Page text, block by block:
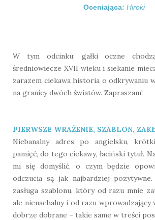
Oceniająca: Hiroki
W tym odcinku: gałki oczne
średniowiecze XVII wieku i siekanie
zarazem ciekawa historia o odkrywaniu
na granicy dwóch światów. Zapraszam!
PIERWSZE WRAŻENIE, SZABLON,
Niebanalny adres po angielsku,
pamięć, do tego ciekawy, łaciński tytuł.
mi się domyślić, o czym będzie
odczucia są jak najbardziej
zasługa szablonu, który od razu mnie
ale nienachalny i od razu wprowadzający
dobrze dobrane – takie same w treści